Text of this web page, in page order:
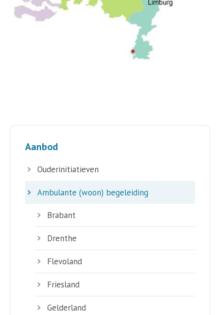
Aanbod
Ouderinitiatieven
Ambulante (woon) begeleiding
Brabant
Drenthe
Flevoland
Friesland
Gelderland